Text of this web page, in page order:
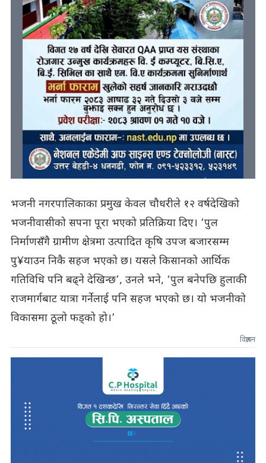
भजनी नगरपालिकाका प्रमुख केवल चौधरीले १२ वर्षदेखिको
भजनीवासीको सपना पूरा भएको प्रतिक्रिया दिए। ‘पुल
निर्माणसँगै ग्रामीण क्षेत्रमा उत्पादित कृषि उपज बजारसम्म
पु¥याउन निकै सहज भएको छ। यसले किसानको आर्थिक
गतिविधि पनि बढ्ने देखिन्छ’, उनले भने, ‘पुल बनेपछि हुलाकी
राजमार्गबाट यात्रा गर्नेलाई पनि सहज भएको छ। यो भजनीको
विकासमा ठूलो फड्को हो।’
विज्ञापन